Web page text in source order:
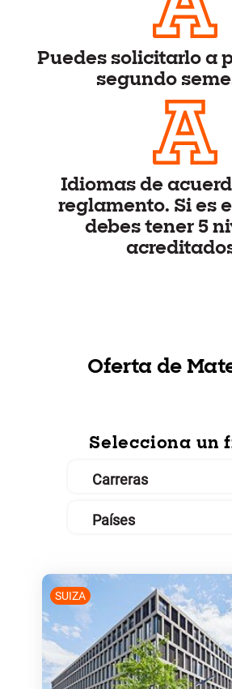
Puedes solicitarlo a
segundo
Idiomas de
reglamento. Si es
debes tener 5
Oferta de
Selecciona un
SUIZA